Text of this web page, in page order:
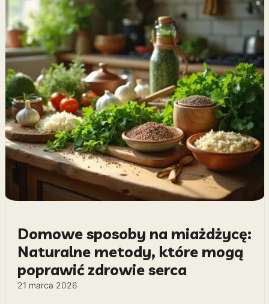
Domowe sposoby na miażdżycę:
Naturalne metody, które mogą
poprawić zdrowie serca
21 marca 2026